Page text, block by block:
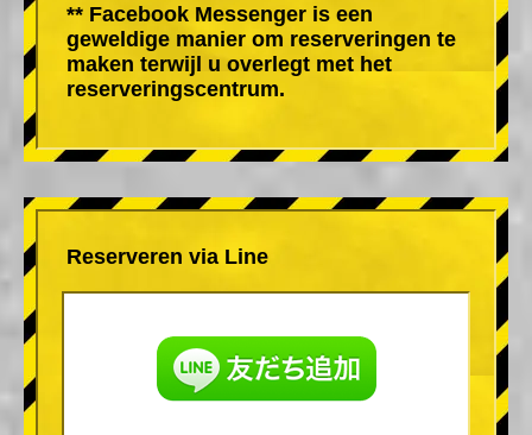
** Facebook Messenger is een
geweldige manier om reserveringen te
maken terwijl u overlegt met het
reserveringscentrum.
Reserveren via Line